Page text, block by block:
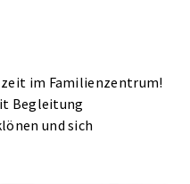
im Familienzentrum!
Begleitung
und sich